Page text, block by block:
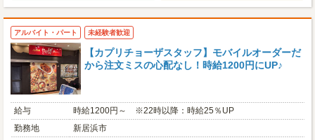
アルバイト・パート 未経験者歓迎
【カプリチョーザスタッフ】モバイルオーダーだ
から注文ミスの心配なし！時給1200円にUP♪
給与
時給1200円～ ※22時以降：時給25％UP
勤務地
新居浜市